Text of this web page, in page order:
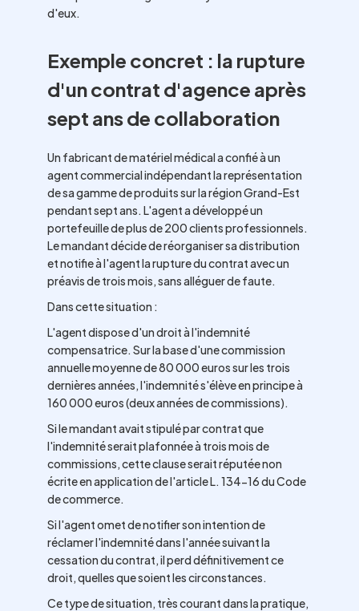
d'eux.
Exemple concret : la rupture
d'un contrat d'agence après
sept ans de collaboration
Un fabricant de matériel médical a confié à un
agent commercial indépendant la représentation
de sa gamme de produits sur la région Grand-Est
pendant sept ans. L'agent a développé un
portefeuille de plus de 200 clients professionnels.
Le mandant décide de réorganiser sa distribution
et notifie à l'agent la rupture du contrat avec un
préavis de trois mois, sans alléguer de faute.
Dans cette situation :
L'agent dispose d'un droit à l'indemnité
compensatrice. Sur la base d'une commission
annuelle moyenne de 80 000 euros sur les trois
dernières années, l'indemnité s'élève en principe à
160 000 euros (deux années de commissions).
Si le mandant avait stipulé par contrat que
l'indemnité serait plafonnée à trois mois de
commissions, cette clause serait réputée non
écrite en application de l'article L. 134-16 du Code
de commerce.
Si l'agent omet de notifier son intention de
réclamer l'indemnité dans l'année suivant la
cessation du contrat, il perd définitivement ce
droit, quelles que soient les circonstances.
Ce type de situation, très courant dans la pratique,